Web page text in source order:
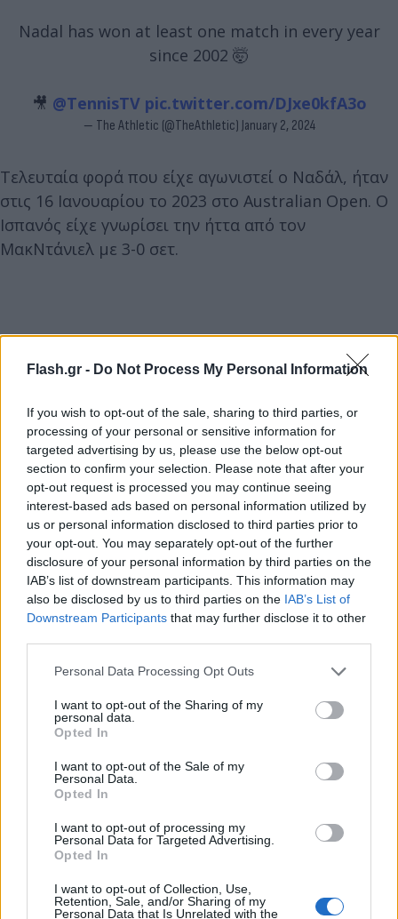
Flash.gr - Do Not Process My Personal Information
If you wish to opt-out of the sale, sharing to third parties, or
processing of your personal or sensitive information for
targeted advertising by us, please use the below opt-out
section to confirm your selection. Please note that after your
opt-out request is processed you may continue seeing
interest-based ads based on personal information utilized by
us or personal information disclosed to third parties prior to
your opt-out. You may separately opt-out of the further
disclosure of your personal information by third parties on the
IAB’s list of downstream participants. This information may
also be disclosed by us to third parties on the IAB’s List of
Downstream Participants that may further disclose it to other
Please note that this website/app uses one or more Google
not limited to your visit or usage behaviour. You may click to
grant or deny consent to Google and its third-party tags to
use your data for below specified purposes in below Google
consent section.
Personal Data Processing Opt Outs
I want to opt-out of the Sharing of my
personal data.
Opted In
I want to opt-out of the Sale of my
Personal Data.
Opted In
I want to opt-out of processing my
Personal Data for Targeted Advertising.
Opted In
I want to opt-out of Collection, Use,
Retention, Sale, and/or Sharing of my
Personal Data that Is Unrelated with the
Nadal has won at least one match in every year
since 2002 🤯
🎥 @TennisTV pic.twitter.com/DJxe0kfA3o
— The Athletic (@TheAthletic) January 2, 2024
Τελευταία φορά που είχε αγωνιστεί ο Ναδάλ, ήταν
στις 16 Ιανουαρίου το 2023 στο Australian Open. O
Ισπανός είχε γνωρίσει την ήττα από τον
ΜακΝτάνιελ με 3-0 σετ.
Ο 37χρονος είχε δηλώσει ότι θέλει να επιστρέψει
δυνατός από τον τραυματισμό του και να δείξει ότι
μπορεί σε τέτοια ηλικία και μετά από μακροχρόνια